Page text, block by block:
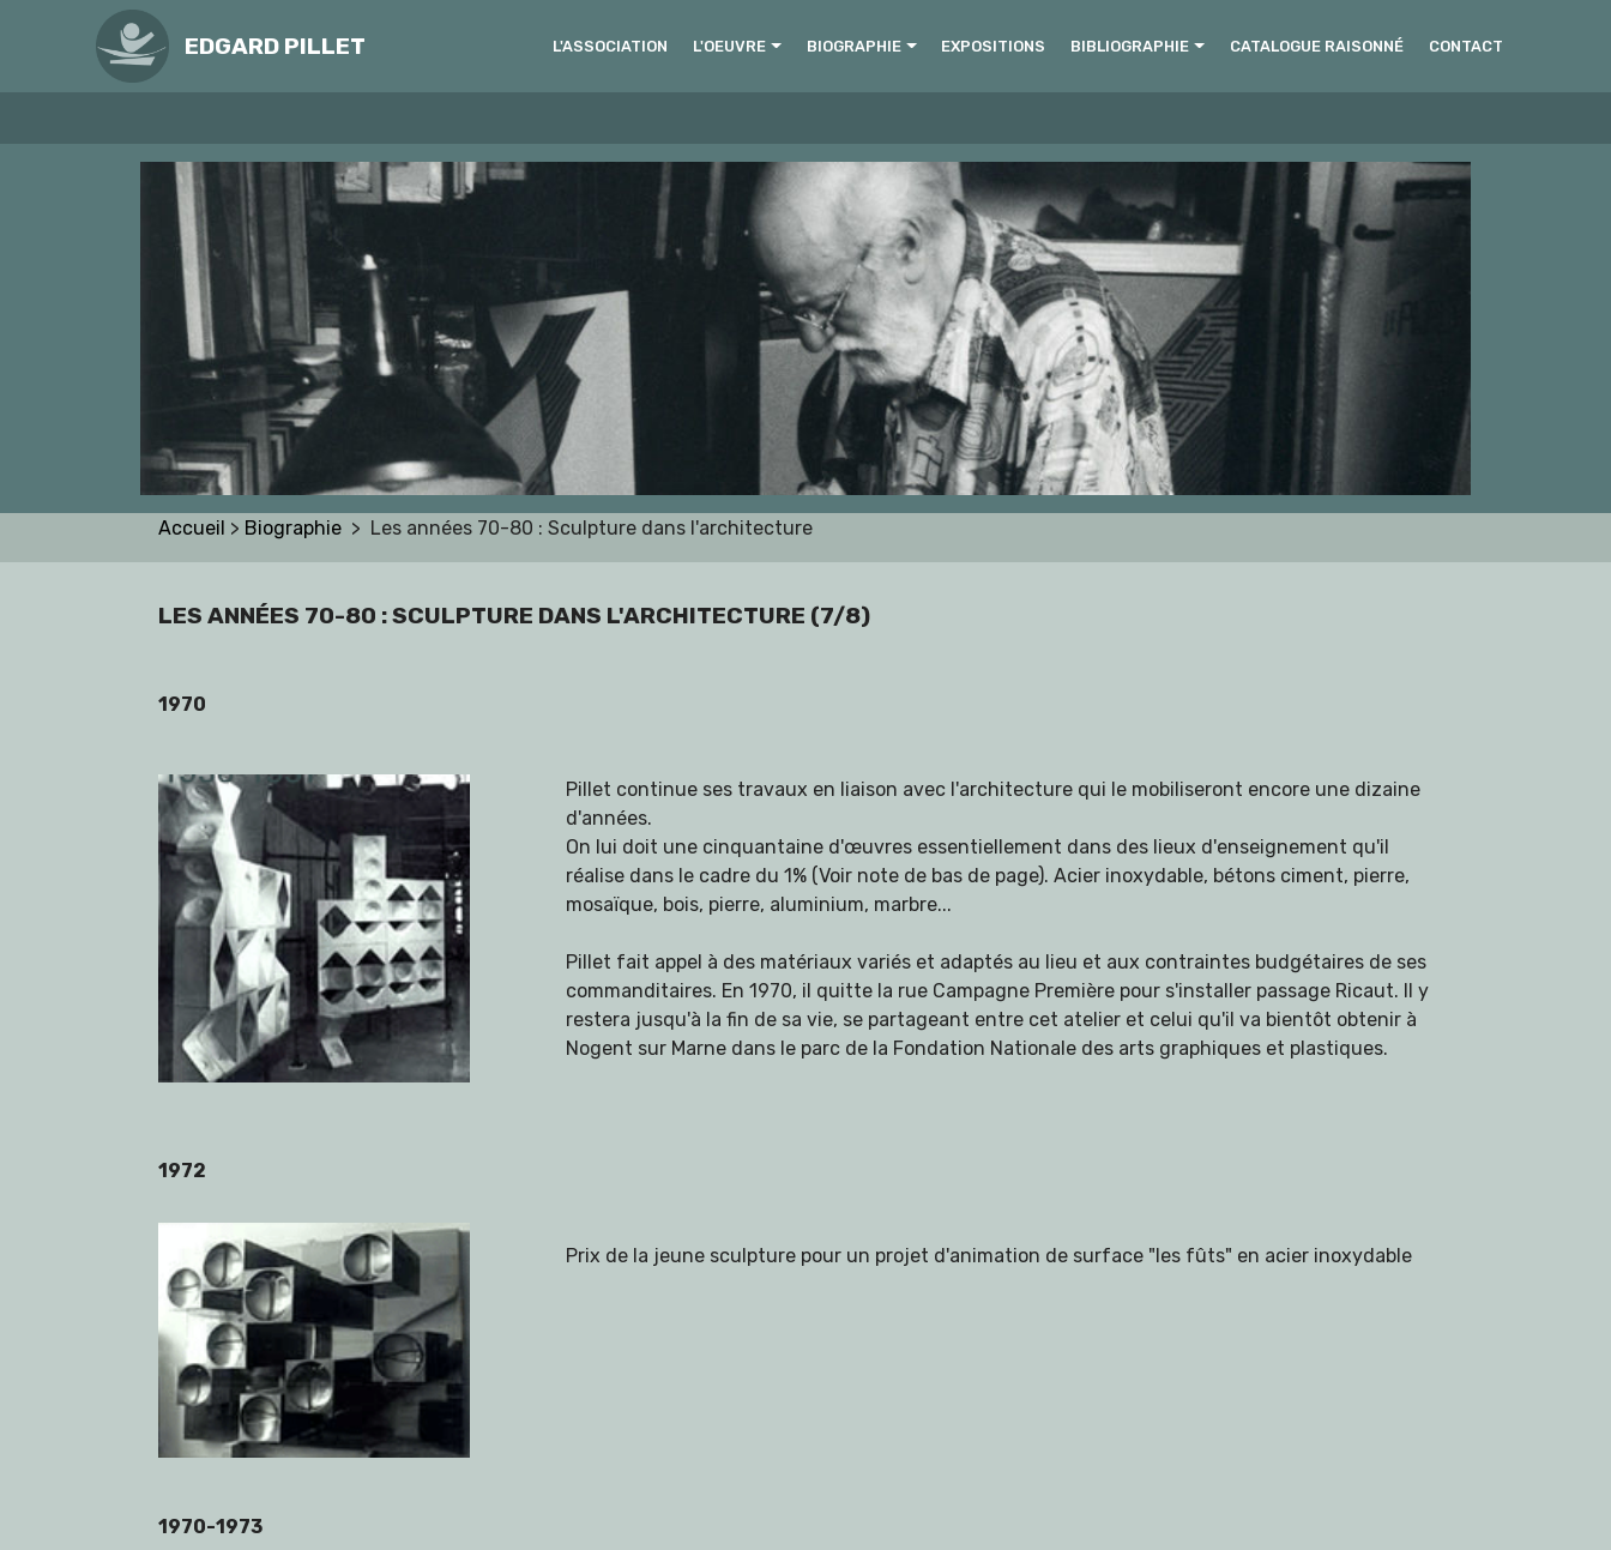
EDGARD PILLET L'ASSOCIATION L'OEUVRE BIOGRAPHIE EXPOSITIONS BIBLIOGRAPHIE CATALOGUE RAISONNÉ CONTACT
Accueil > Biographie > Les années 70-80 : Sculpture dans l'architecture
LES ANNÉES 70-80 : SCULPTURE DANS L'ARCHITECTURE (7/8)
1970
Pillet continue ses travaux en liaison avec l'architecture qui le mobiliseront encore une dizaine
d'années.
On lui doit une cinquantaine d'œuvres essentiellement dans des lieux d'enseignement qu'il
réalise dans le cadre du 1% (Voir note de bas de page). Acier inoxydable, bétons ciment, pierre,
mosaïque, bois, pierre, aluminium, marbre...
Pillet fait appel à des matériaux variés et adaptés au lieu et aux contraintes budgétaires de ses
commanditaires. En 1970, il quitte la rue Campagne Première pour s'installer passage Ricaut. Il y
restera jusqu'à la fin de sa vie, se partageant entre cet atelier et celui qu'il va bientôt obtenir à
Nogent sur Marne dans le parc de la Fondation Nationale des arts graphiques et plastiques.
1972
Prix de la jeune sculpture pour un projet d'animation de surface "les fûts" en acier inoxydable
1970-1973